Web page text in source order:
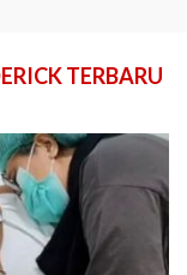
TERBARU